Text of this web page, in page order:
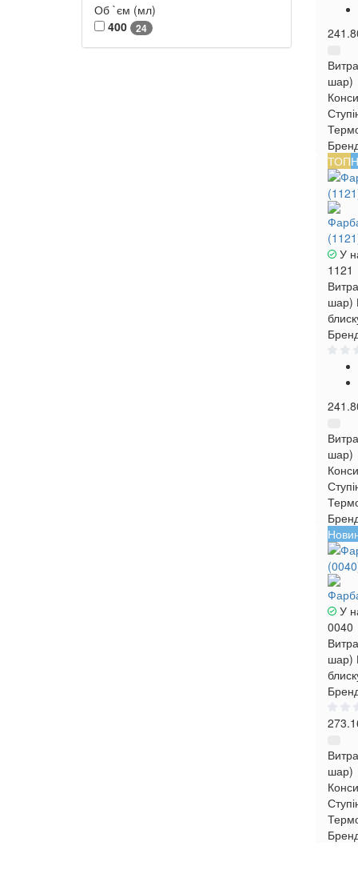
Об `єм (мл)
400
24
шар)
ТОП
У
1121
шар)
шар)
У
0040
шар)
шар)